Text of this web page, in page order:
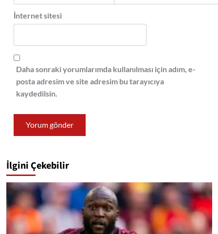
İnternet sitesi
Daha sonraki yorumlarımda kullanılması için adım, e-
posta adresim ve site adresim bu tarayıcıya
kaydedilsin.
İlgini Çekebilir